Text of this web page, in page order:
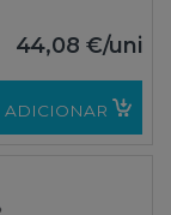
44,08 €/uni
ADICIONAR